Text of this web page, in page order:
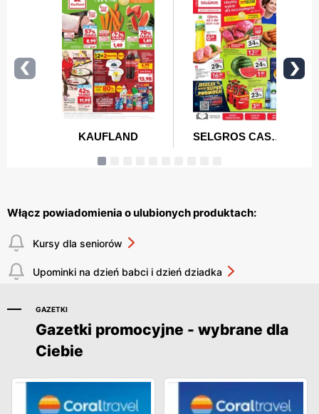
Włącz powiadomienia o ulubionych produktach:
Kursy dla seniorów
Upominki na dzień babci i dzień dziadka
GAZETKI
Gazetki promocyjne - wybrane dla
Ciebie